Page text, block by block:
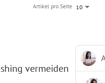
Artikel pro Seite 10
vermeiden